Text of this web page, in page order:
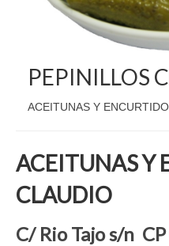
PEPINILLOS
ACEITUNAS Y
ACEITUNAS Y
CLAUDIO
C/ Rio Tajo s/n